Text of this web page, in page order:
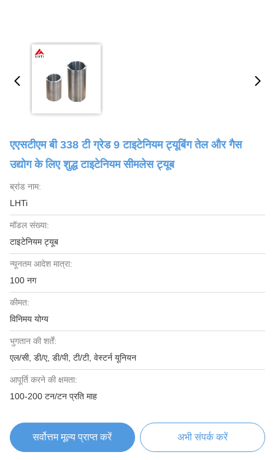
एएसटीएम बी 338 टी ग्रेड 9 टाइटेनियम ट्यूबिंग तेल और गैस
उद्योग के लिए शुद्ध टाइटेनियम सीमलेस ट्यूब
ब्रांड नाम:
LHTi
मॉडल संख्या:
टाइटेनियम ट्यूब
न्यूनतम आदेश मात्रा:
100 नग
कीमत:
विनिमय योग्य
भुगतान की शर्तें:
एल/सी, डी/ए, डी/पी, टी/टी, वेस्टर्न यूनियन
आपूर्ति करने की क्षमता:
100-200 टन/टन प्रति माह
सर्वोत्तम मूल्य प्राप्त करें अभी संपर्क करें